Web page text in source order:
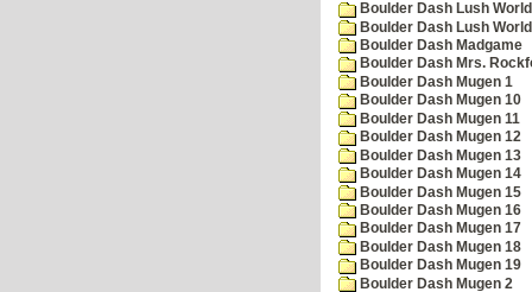
Boulder Dash Lush
Boulder Dash Lush
Boulder Dash Madgame
Boulder Dash Mrs.
Boulder Dash Mugen 1
Boulder Dash Mugen 10
Boulder Dash Mugen 11
Boulder Dash Mugen 12
Boulder Dash Mugen 13
Boulder Dash Mugen 14
Boulder Dash Mugen 15
Boulder Dash Mugen 16
Boulder Dash Mugen 17
Boulder Dash Mugen 18
Boulder Dash Mugen 19
Boulder Dash Mugen 2